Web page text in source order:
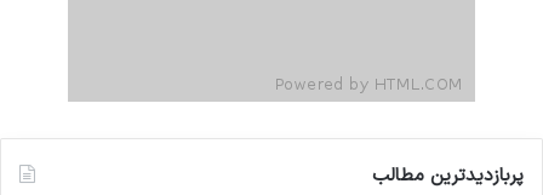
پربازدیدترین مطالب